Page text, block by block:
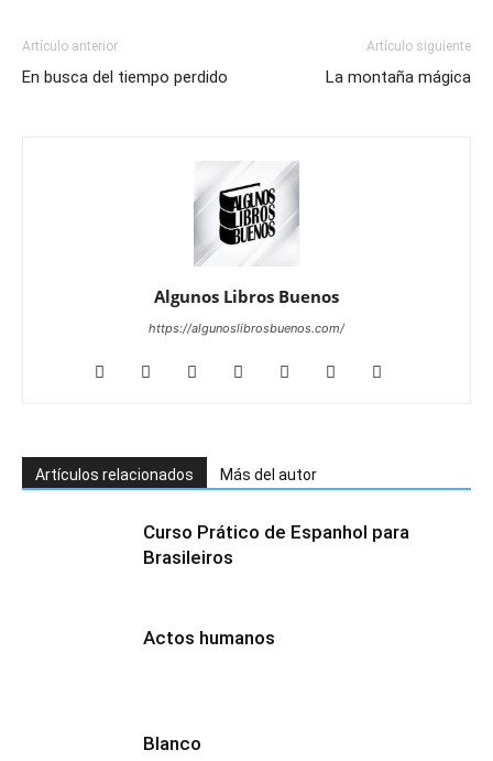
Artículo anterior
En busca del tiempo perdido
Artículo siguiente
La montaña mágica
Algunos Libros Buenos
https://algunoslibrosbuenos.com/
Artículos relacionados Más del autor
Curso Prático de Espanhol para
Brasileiros
Actos humanos
Blanco